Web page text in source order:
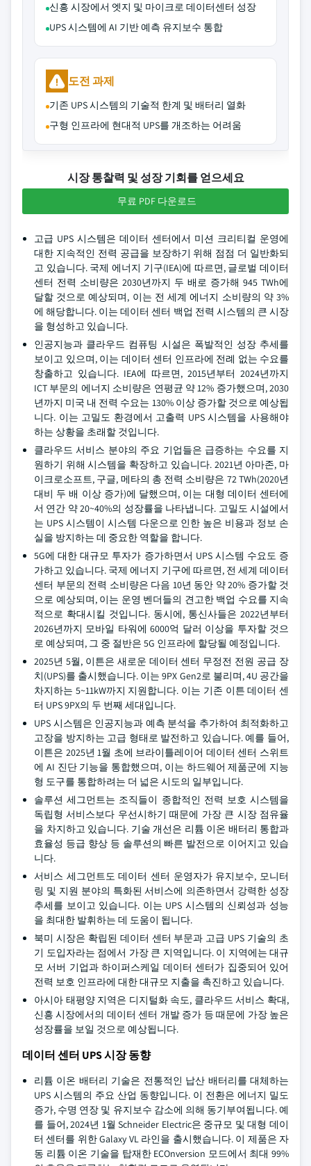
신흥 시장에서 엣지 및 마이크로 데이터센터 성장
UPS 시스템에 AI 기반 예측 유지보수 통합
도전 과제
기존 UPS 시스템의 기술적 한계 및 배터리 열화
구형 인프라에 현대적 UPS를 개조하는 어려움
시장 통찰력 및 성장 기회를 얻으세요
무료 PDF 다운로드
고급 UPS 시스템은 데이터 센터에서 미션 크리티컬 운영에
대한 지속적인 전력 공급을 보장하기 위해 점점 더 일반화되
고 있습니다. 국제 에너지 기구(IEA)에 따르면, 글로벌 데이터
센터 전력 소비량은 2030년까지 두 배로 증가해 945 TWh에
달할 것으로 예상되며, 이는 전 세계 에너지 소비량의 약 3%
에 해당합니다. 이는 데이터 센터 백업 전력 시스템의 큰 시장
을 형성하고 있습니다.
인공지능과 클라우드 컴퓨팅 시설은 폭발적인 성장 추세를
보이고 있으며, 이는 데이터 센터 인프라에 전례 없는 수요를
창출하고 있습니다. IEA에 따르면, 2015년부터 2024년까지
ICT 부문의 에너지 소비량은 연평균 약 12% 증가했으며, 2030
년까지 미국 내 전력 수요는 130% 이상 증가할 것으로 예상됩
니다. 이는 고밀도 환경에서 고출력 UPS 시스템을 사용해야
하는 상황을 초래할 것입니다.
클라우드 서비스 분야의 주요 기업들은 급증하는 수요를 지
원하기 위해 시스템을 확장하고 있습니다. 2021년 아마존, 마
이크로소프트, 구글, 메타의 총 전력 소비량은 72 TWh(2020년
대비 두 배 이상 증가)에 달했으며, 이는 대형 데이터 센터에
서 연간 약 20~40%의 성장률을 나타냅니다. 고밀도 시설에서
는 UPS 시스템이 시스템 다운으로 인한 높은 비용과 정보 손
실을 방지하는 데 중요한 역할을 합니다.
5G에 대한 대규모 투자가 증가하면서 UPS 시스템 수요도 증
가하고 있습니다. 국제 에너지 기구에 따르면, 전 세계 데이터
센터 부문의 전력 소비량은 다음 10년 동안 약 20% 증가할 것
으로 예상되며, 이는 운영 벤더들의 견고한 백업 수요를 지속
적으로 확대시킬 것입니다. 동시에, 통신사들은 2022년부터
2026년까지 모바일 타워에 6000억 달러 이상을 투자할 것으
로 예상되며, 그 중 절반은 5G 인프라에 할당될 예정입니다.
2025년 5월, 이튼은 새로운 데이터 센터 무정전 전원 공급 장
치(UPS)를 출시했습니다. 이는 9PX Gen2로 불리며, 4U 공간을
차지하는 5~11kW까지 지원합니다. 이는 기존 이튼 데이터 센
터 UPS 9PX의 두 번째 세대입니다.
UPS 시스템은 인공지능과 예측 분석을 추가하여 최적화하고
고장을 방지하는 고급 형태로 발전하고 있습니다. 예를 들어,
이튼은 2025년 1월 초에 브라이틀레이어 데이터 센터 스위트
에 AI 진단 기능을 통합했으며, 이는 하드웨어 제품군에 지능
형 도구를 통합하려는 더 넓은 시도의 일부입니다.
솔루션 세그먼트는 조직들이 종합적인 전력 보호 시스템을
독립형 서비스보다 우선시하기 때문에 가장 큰 시장 점유율
을 차지하고 있습니다. 기술 개선은 리튬 이온 배터리 통합과
효율성 등급 향상 등 솔루션의 빠른 발전으로 이어지고 있습
니다.
서비스 세그먼트도 데이터 센터 운영자가 유지보수, 모니터
링 및 지원 분야의 특화된 서비스에 의존하면서 강력한 성장
추세를 보이고 있습니다. 이는 UPS 시스템의 신뢰성과 성능
을 최대한 발휘하는 데 도움이 됩니다.
북미 시장은 확립된 데이터 센터 부문과 고급 UPS 기술의 초
기 도입자라는 점에서 가장 큰 지역입니다. 이 지역에는 대규
모 서버 기업과 하이퍼스케일 데이터 센터가 집중되어 있어
전력 보호 인프라에 대한 대규모 지출을 촉진하고 있습니다.
아시아 태평양 지역은 디지털화 속도, 클라우드 서비스 확대,
신흥 시장에서의 데이터 센터 개발 증가 등 때문에 가장 높은
성장률을 보일 것으로 예상됩니다.
데이터 센터 UPS 시장 동향
리튬 이온 배터리 기술은 전통적인 납산 배터리를 대체하는
UPS 시스템의 주요 산업 동향입니다. 이 전환은 에너지 밀도
증가, 수명 연장 및 유지보수 감소에 의해 동기부여됩니다. 예
를 들어, 2024년 1월 Schneider Electric은 중규모 및 대형 데이
터 센터를 위한 Galaxy VL 라인을 출시했습니다. 이 제품은 자
동 리튬 이온 기술을 탑재한 ECOnversion 모드에서 최대 99%